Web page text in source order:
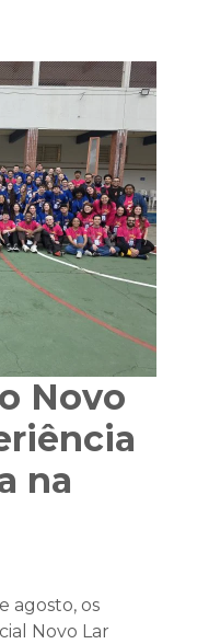
Novo
na
agosto, os
Novo Lar